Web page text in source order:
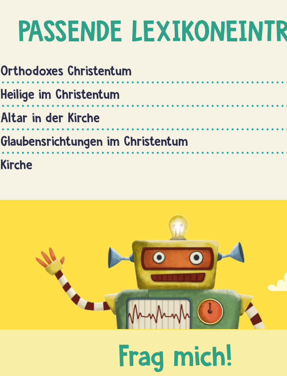
PASSENDE
Orthodoxes Christentum
Heilige im Christentum
Altar in der Kirche
Glaubensrichtungen im Christentum
Kirche
Frag mich!